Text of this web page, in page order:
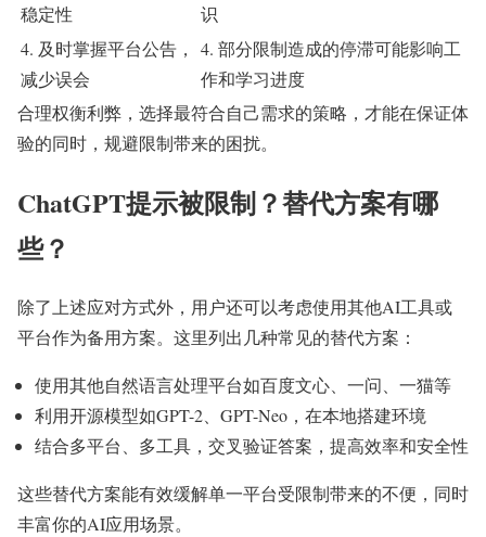
稳定性
识
4. 及时掌握平台公告，
减少误会
4. 部分限制造成的停滞可能影响工
作和学习进度
合理权衡利弊，选择最符合自己需求的策略，才能在保证体
验的同时，规避限制带来的困扰。
ChatGPT提示被限制？替代方案有哪
些？
除了上述应对方式外，用户还可以考虑使用其他AI工具或
平台作为备用方案。这里列出几种常见的替代方案：
使用其他自然语言处理平台如百度文心、一问、一猫等
利用开源模型如GPT-2、GPT-Neo，在本地搭建环境
结合多平台、多工具，交叉验证答案，提高效率和安全性
这些替代方案能有效缓解单一平台受限制带来的不便，同时
丰富你的AI应用场景。